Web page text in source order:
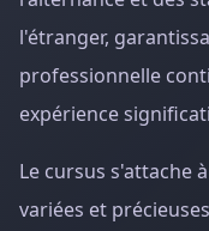
l'étranger,
professionnelle
expérience
Le cursus s'attache
variées et